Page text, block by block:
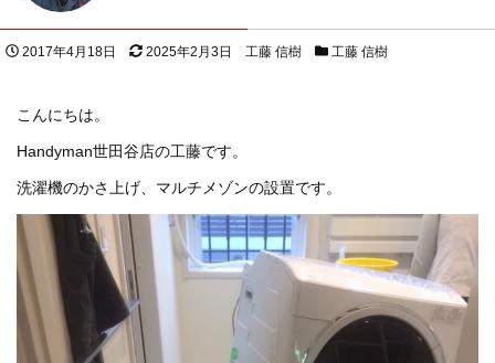
投稿日
2017年4月18日 更新日
2025年2月3日 著者
工藤 信樹 スタッフブログカテゴリー
工藤 信樹
こんにちは。
Handyman世田谷店の工藤です。
洗濯機のかさ上げ、マルチメゾンの設置です。